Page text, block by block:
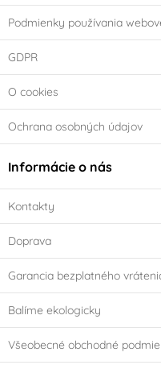
Podmienky používania
GDPR
O cookies
Ochrana osobných údajov
Informácie o nás
Kontakty
Doprava
Garancia bezplatného
Balíme ekologicky
Všeobecné obchodné